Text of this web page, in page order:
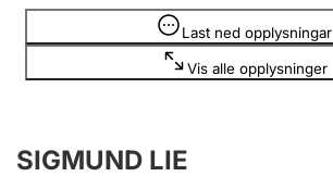
Registrere, endre, slette
Årsrekneskap
Last ned opplysningar
Vis alle opplysninger
Opplysninger er skjult
SIGMUND LIE